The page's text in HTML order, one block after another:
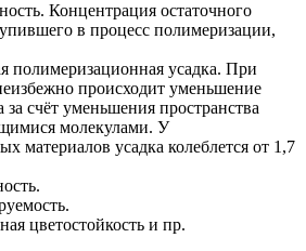
Концентрация остаточного
в процесс полимеризации,
полимеризационная усадка. При
происходит уменьшение
за счёт уменьшения пространства
молекулами. У
материалов усадка колеблется от 1,7
цветостойкость и пр.